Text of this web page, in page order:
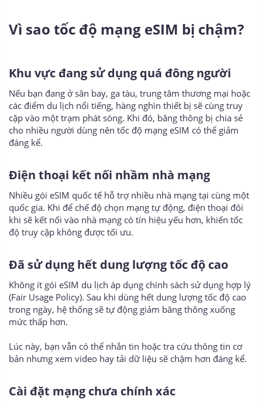
Vì sao tốc độ mạng eSIM bị chậm?​
Khu vực đang sử dụng quá đông người​
Nếu bạn đang ở sân bay, ga tàu, trung tâm thương mại hoặc
các điểm du lịch nổi tiếng, hàng nghìn thiết bị sẽ cùng truy
cập vào một trạm phát sóng. Khi đó, băng thông bị chia sẻ
cho nhiều người dùng nên tốc độ mạng eSIM có thể giảm
đáng kể.
Điện thoại kết nối nhầm nhà mạng​
Nhiều gói eSIM quốc tế hỗ trợ nhiều nhà mạng tại cùng một
quốc gia. Khi để chế độ chọn mạng tự động, điện thoại đôi
khi sẽ kết nối vào nhà mạng có tín hiệu yếu hơn, khiến tốc
độ truy cập không được tối ưu.
Đã sử dụng hết dung lượng tốc độ cao​
Không ít gói eSIM du lịch áp dụng chính sách sử dụng hợp lý
(Fair Usage Policy). Sau khi dùng hết dung lượng tốc độ cao
trong ngày, hệ thống sẽ tự động giảm băng thông xuống
mức thấp hơn.
Lúc này, bạn vẫn có thể nhắn tin hoặc tra cứu thông tin cơ
bản nhưng xem video hay tải dữ liệu sẽ chậm hơn đáng kể.
Cài đặt mạng chưa chính xác​